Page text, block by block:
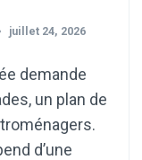
juillet 24, 2026
demande
un plan de
d’une